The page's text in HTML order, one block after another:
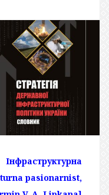
Інфраструктурна
pasionarnist,